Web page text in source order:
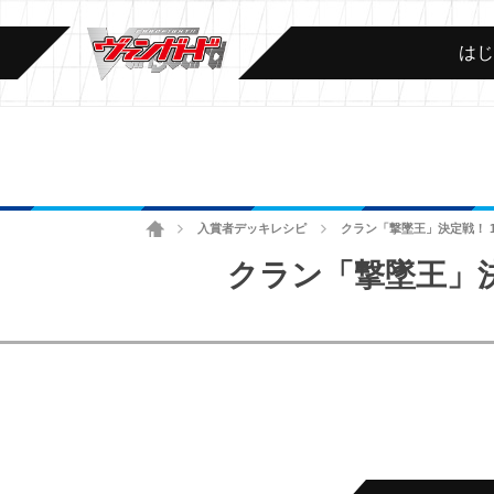
は
ホーム 入賞者デッキレシピ クラン「撃墜王」決定戦！
クラン「撃墜王」